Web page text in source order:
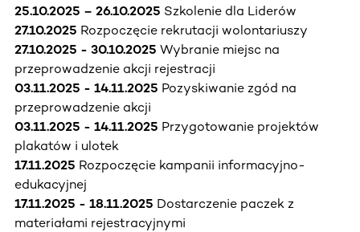
25.10.2025 – 26.10.2025 Szkolenie dla Liderów
27.10.2025 Rozpoczęcie rekrutacji wolontariuszy
27.10.2025 - 30.10.2025 Wybranie miejsc na
przeprowadzenie akcji rejestracji
03.11.2025 - 14.11.2025 Pozyskiwanie zgód na
przeprowadzenie akcji
03.11.2025 - 14.11.2025 Przygotowanie projektów
plakatów i ulotek
17.11.2025 Rozpoczęcie kampanii informacyjno-
edukacyjnej
17.11.2025 - 18.11.2025 Dostarczenie paczek z
materiałami rejestracyjnymi